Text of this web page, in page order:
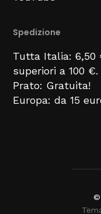
Spedizione
Tutta Italia: 6,50
superiori a 100 €.
Prato: Gratuita!
Europa: da 15
©